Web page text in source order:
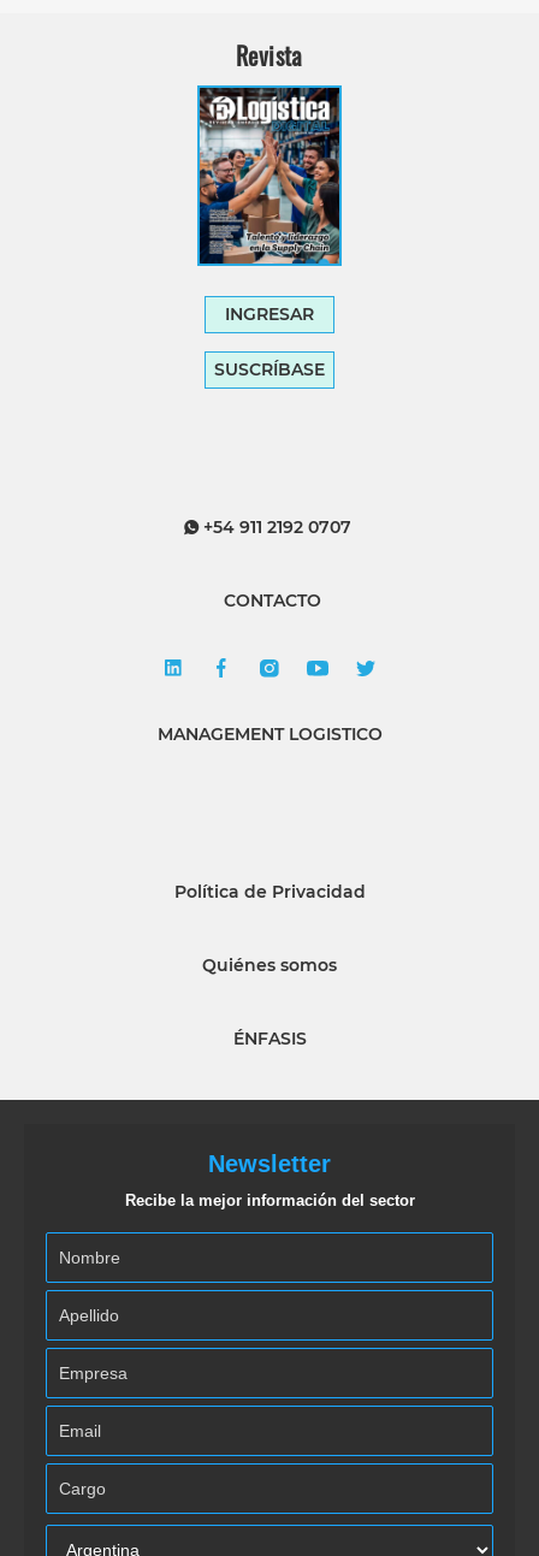
Revista
INGRESAR
SUSCRÍBASE
+54 911 2192 0707
CONTACTO
MANAGEMENT LOGISTICO
Política de Privacidad
Quiénes somos
ÉNFASIS
Newsletter
Recibe la mejor información del sector